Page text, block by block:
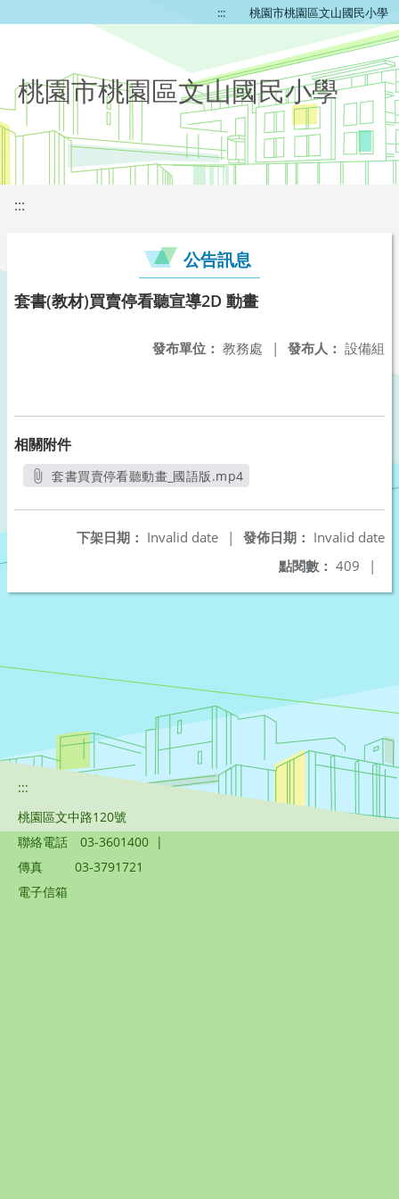
::: 桃園市桃園區文山國民小學
桃園市桃園區文山國民小學
:::
公告訊息
套書(教材)買賣停看聽宣導2D 動畫
發布人： 設備組
發布單位： 教務處 |
相關附件
套書買賣停看聽動畫_國語版.mp4
發佈日期： Invalid date
下架日期： Invalid date
|
點閱數： 409 |
:::
桃園區文中路120號
聯絡電話
03-3601400 |
傳真
03-3791721
電子信箱